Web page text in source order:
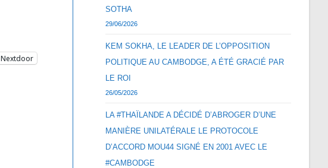
Nextdoor
SOTHA
29/06/2026
KEM SOKHA, LE LEADER DE L’OPPOSITION
POLITIQUE AU CAMBODGE, A ÉTÉ GRACIÉ PAR
LE ROI
26/05/2026
LA #THAÏLANDE A DÉCIDÉ D’ABROGER D’UNE
MANIÈRE UNILATÉRALE LE PROTOCOLE
D’ACCORD MOU44 SIGNÉ EN 2001 AVEC LE
#CAMBODGE